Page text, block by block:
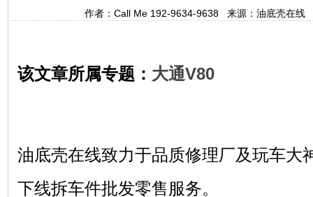
作者：Call Me 192-9634-9638 来源：油底壳在线
该文章所属专题： 大通V80
油底壳在线致力于品质修理厂及玩车大
下线拆车件批发零售服务。